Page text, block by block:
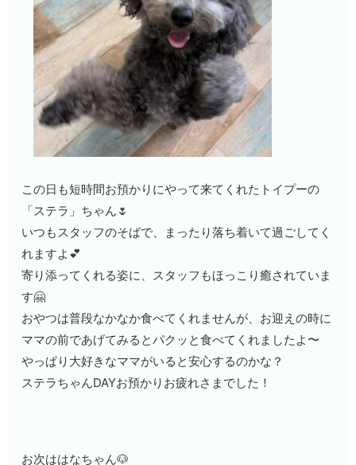
この日も短時間お預かりにやって来てくれたトイプーの
「ステラ」ちゃん🌷
いつもスタッフのそばで、まったり落ち着いて過ごしてく
れますよ💕
寄り添ってくれる姿に、スタッフもほっこり癒されていま
す🤗
おやつは普段なかなか食べてくれませんが、お迎えの時に
ママの前であげてみるとパクッと食べてくれましたよ〜
やっぱり大好きなママがいると安心するのかな？
ステラちゃんDAYお預かりお疲れさまでした！
お次ははなちゃん🐶